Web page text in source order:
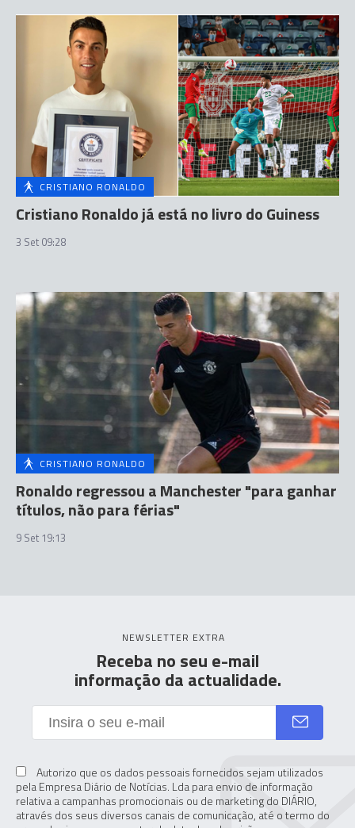
CRISTIANO RONALDO
Cristiano Ronaldo já está no livro do Guiness
3 Set 09:28
CRISTIANO RONALDO
Ronaldo regressou a Manchester "para ganhar
títulos, não para férias"
9 Set 19:13
NEWSLETTER EXTRA
Receba no seu e-mail
informação da actualidade.
Autorizo que os dados pessoais fornecidos sejam utilizados
pela Empresa Diário de Notícias. Lda para envio de informação
relativa a campanhas promocionais ou de marketing do DIÁRIO,
através dos seus diversos canais de comunicação, até o termo do